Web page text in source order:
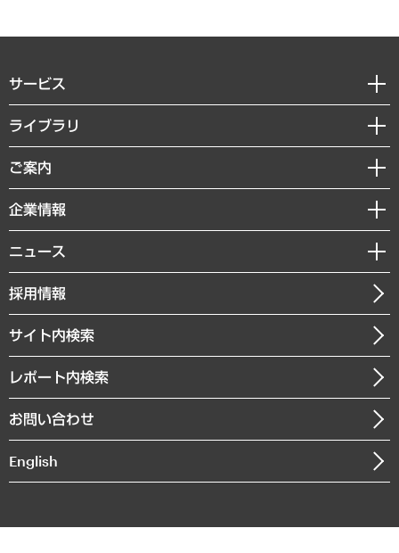
サービス
経営戦略
組織・人事戦略
デジタルイノベーション
共生・ダイバーシティ
GRC（ガバナンス・リスク・コンプライアンス）・防災（政策）
経済・産業・雇用・労働
まちづくり・観光・交通・スポーツ・スマートシティ
自然資源・農林水産業・食料システム
ライブラリ
経済調査
レポート
コラム
経営用語集
受託・受注実績（官公庁関連）
メディア掲載・出演
ご案内
セミナー・イベント情報
MUFGビジネスセミナー
受託案件情報
企業情報
私たちの想い
社長メッセージ
会社概要
沿革
組織図・本部部室紹介
インドネシア現地法人
個人情報保護方針
ニュース
ニュースリリース
お知らせ
採用情報
サイト内検索
レポート内検索
お問い合わせ
English